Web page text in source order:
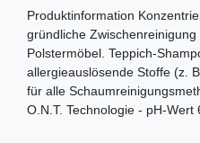
Produktinformation
gründliche
Polstermöbel. Teppich-
allergieauslösende Stoffe (z.
für alle
O.N.T. Technologie - pH-Wert